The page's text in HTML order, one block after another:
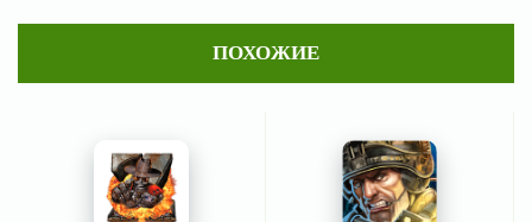
ПОХОЖИЕ